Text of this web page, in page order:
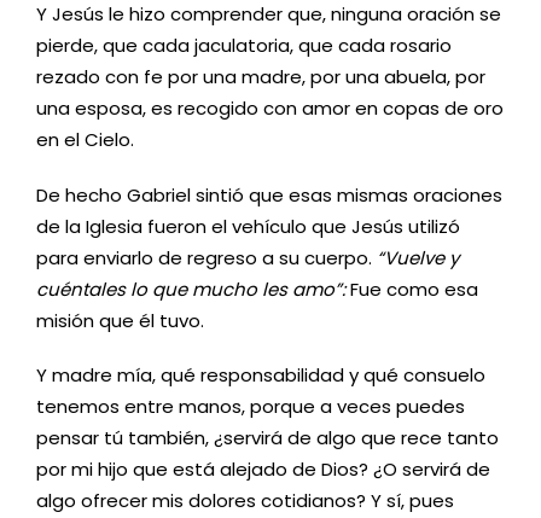
Y Jesús le hizo comprender que, ninguna oración se
pierde, que cada jaculatoria, que cada rosario
rezado con fe por una madre, por una abuela, por
una esposa, es recogido con amor en copas de oro
en el Cielo.
De hecho Gabriel sintió que esas mismas oraciones
de la Iglesia fueron el vehículo que Jesús utilizó
para enviarlo de regreso a su cuerpo. “Vuelve y
cuéntales lo que mucho les amo”:Fue como esa
misión que él tuvo.
Y madre mía, qué responsabilidad y qué consuelo
tenemos entre manos, porque a veces puedes
pensar tú también, ¿servirá de algo que rece tanto
por mi hijo que está alejado de Dios? ¿O servirá de
algo ofrecer mis dolores cotidianos? Y sí, pues